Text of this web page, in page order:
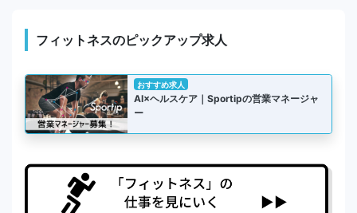
フィットネスのピックアップ求人
おすすめ求人
AI×ヘルスケア｜Sportipの営業マネージャ
ー